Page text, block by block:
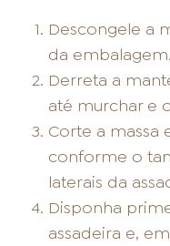
Descongele a
da embalagem.
Derreta a
até murchar e
Corte a massa
conforme o
laterais da
Disponha
assadeira e,